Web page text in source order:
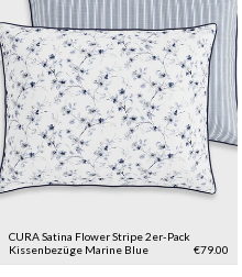
CURA Satina Flower Stripe 2er-Pack
Kissenbezüge Marine Blue €79.00